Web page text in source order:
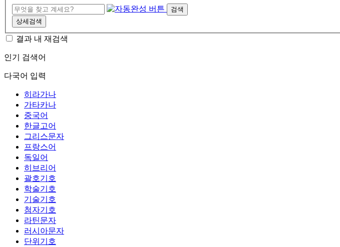
검색
상세검색
결과 내 재검색
인기 검색어
다국어 입력
히라가나
가타카나
중국어
한글고어
그리스문자
프랑스어
독일어
히브리어
괄호기호
학술기호
기술기호
첨자기호
라틴문자
러시아문자
단위기호